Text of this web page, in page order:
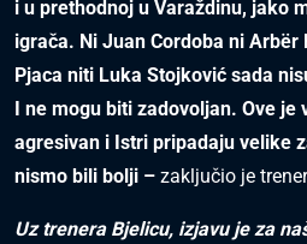
i u prethodnoj u Varaždinu, jako
igrača. Ni Juan Cordoba ni
Pjaca niti Luka Stojković sada
I ne mogu biti zadovoljan. Ove
agresivan i Istri pripadaju velike
nismo bili bolji – zaključio je
Uz trenera Bjelicu, izjavu je za